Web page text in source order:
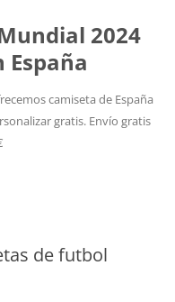
2024
camiseta de España
gratis. Envío gratis
de futbol